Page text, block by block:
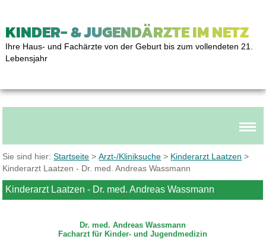
KINDER- & JUGENDÄRZTE IM NETZ
Ihre Haus- und Fachärzte von der Geburt bis zum vollendeten 21.
Lebensjahr
Sie sind hier:Startseite >Arzt-/Kliniksuche > Kinderarzt Laatzen >
Kinderarzt Laatzen - Dr. med. Andreas Wassmann
Kinderarzt Laatzen - Dr. med. Andreas Wassmann
Dr. med. Andreas Wassmann
Facharzt für Kinder- und Jugendmedizin